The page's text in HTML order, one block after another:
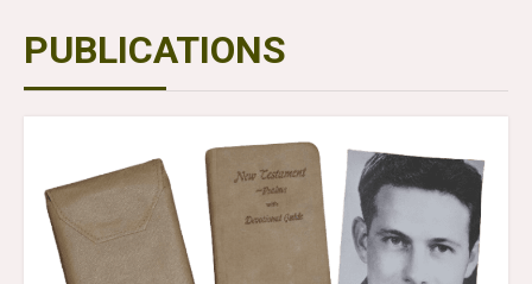
PUBLICATIONS